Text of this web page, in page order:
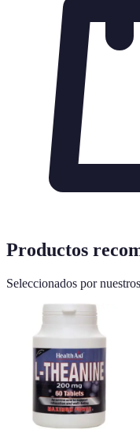
Productos
Seleccionados por